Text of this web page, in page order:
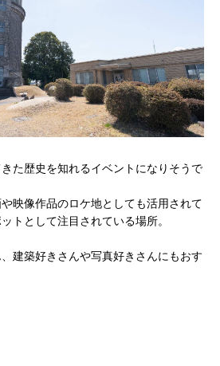
た歴史を知れるイベントになりそうで
映像作品のロケ地としても活用されて
トとして注目されている場所。
建築好きさんや写真好きさんにもおす